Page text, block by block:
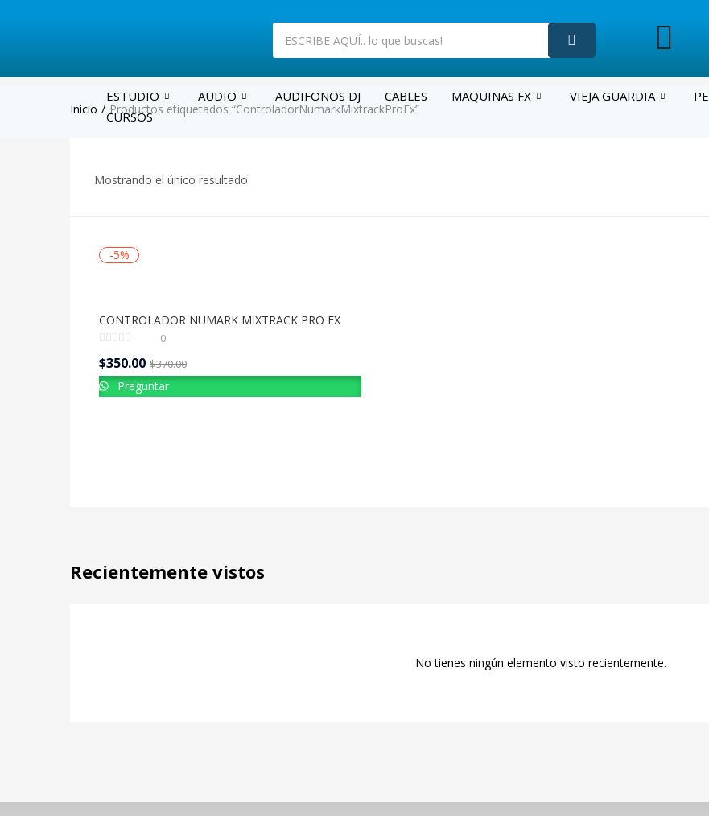
ESTUDIO AUDIO AUDIFONOS DJ CABLES MAQUINAS FX VIEJA GUARDIA
CURSOS
Inicio Productos etiquetados “ControladorNumarkMixtrackProFx”
Mostrando el único resultado
-5%
CONTROLADOR NUMARK MIXTRACK PRO FX
0
$350.00 $370.00
Preguntar
Recientemente vistos
No tienes ningún elemento visto recientemente.